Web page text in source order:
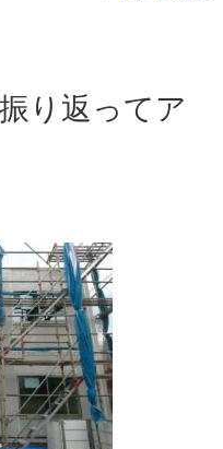
り返ってア